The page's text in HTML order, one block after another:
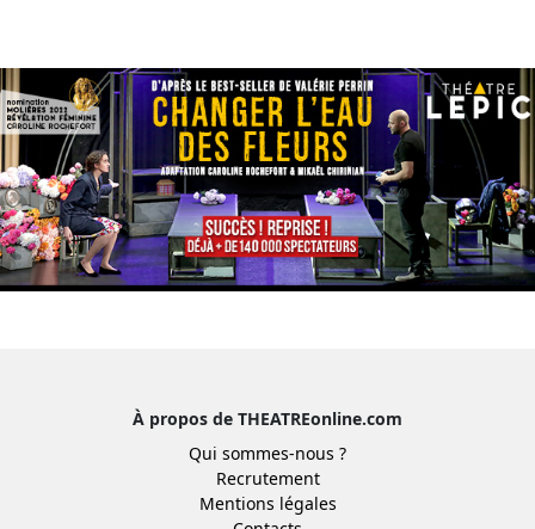
À propos de THEATREonline.com
Qui sommes-nous ?
Recrutement
Mentions légales